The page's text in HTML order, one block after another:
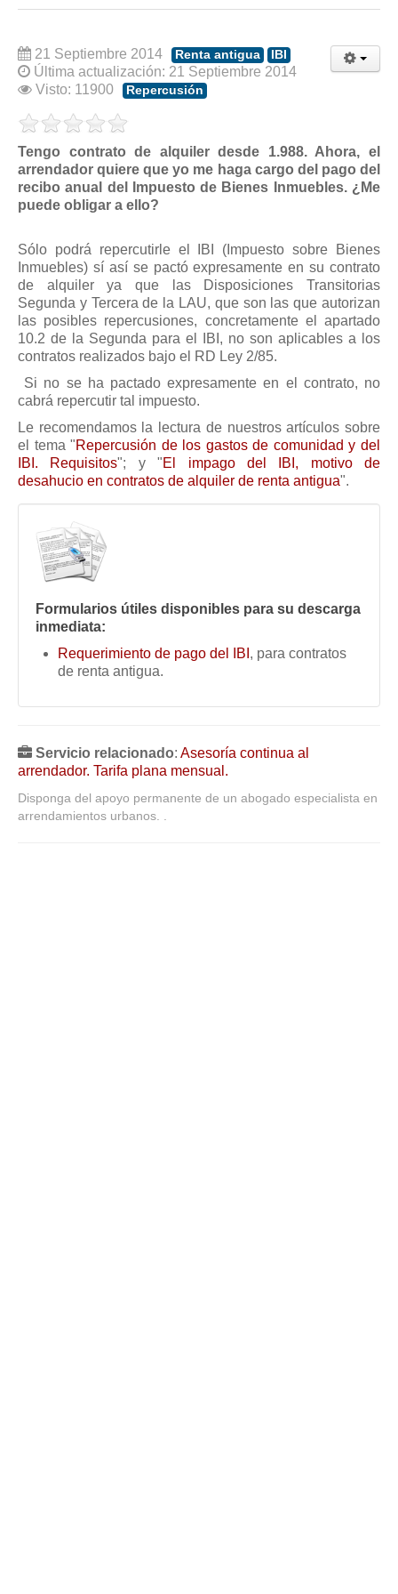
Formularios sobre Propiedad Horizontal
Modelos de Convocatoria de Junta de Propietarios
Requerimientos y comunicaciones
Legislación
Legislación sobre Arrendamientos Urbanos
Legislación sobre Adquisición de Vivienda en Propiedad
Legislación de interés práctico
Diccionario
Usuario
Entrar / Salir
Mis boletines
21 Septiembre 2014
Última actualización: 21 Septiembre 2014
Visto: 11900
Renta antigua IBI
Repercusión
Tengo contrato de alquiler desde 1.988. Ahora, el
arrendador quiere que yo me haga cargo del pago del
recibo anual del Impuesto de Bienes Inmuebles. ¿Me
puede obligar a ello?
Sólo podrá repercutirle el IBI (Impuesto sobre Bienes
Inmuebles) sí así se pactó expresamente en su contrato
de alquiler ya que las Disposiciones Transitorias
Segunda y Tercera de la LAU, que son las que autorizan
las posibles repercusiones, concretamente el apartado
10.2 de la Segunda para el IBI, no son aplicables a los
contratos realizados bajo el RD Ley 2/85.
Si no se ha pactado expresamente en el contrato, no
cabrá repercutir tal impuesto.
Le recomendamos la lectura de nuestros artículos sobre
el tema "Repercusión de los gastos de comunidad y del
IBI. Requisitos"; y "El impago del IBI, motivo de
desahucio en contratos de alquiler de renta antigua".
Formularios útiles disponibles para su descarga
inmediata:
Requerimiento de pago del IBI , para contratos
de renta antigua.
Servicio relacionado: Asesoría continua al
arrendador. Tarifa plana mensual.
Disponga del apoyo permanente de un abogado especialista en
arrendamientos urbanos. .